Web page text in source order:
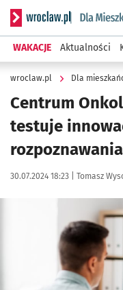
Serwis informacyjny
WAKACJE Aktualności
wroclaw.pl Dla
Centrum
testuje
Data publikacji:
30.07.2024 18:23 | Autor:
Tomasz